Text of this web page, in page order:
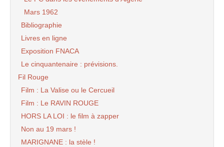
Mars 1962
Bibliographie
Livres en ligne
Exposition FNACA
Le cinquantenaire : prévisions.
Fil Rouge
Film : La Valise ou le Cercueil
Film : Le RAVIN ROUGE
HORS LA LOI : le film à zapper
Non au 19 mars !
MARIGNANE : la stèle !